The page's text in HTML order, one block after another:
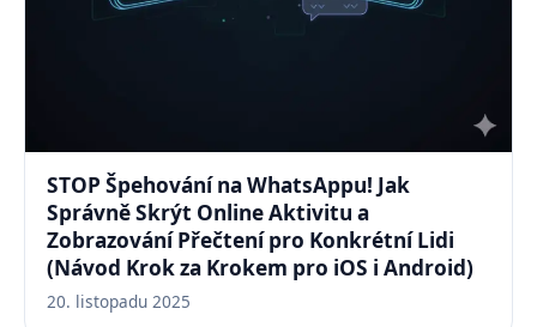
STOP Špehování na WhatsAppu! Jak
Správně Skrýt Online Aktivitu a
Zobrazování Přečtení pro Konkrétní Lidi
(Návod Krok za Krokem pro iOS i Android)
20. listopadu 2025